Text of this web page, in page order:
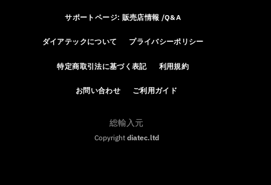
サポートページ: 販売店情報 /Q&A
ダイアテックについて プライバシーポリシー
特定商取引法に基づく表記 利用規約
お問い合わせ ご利用ガイド
総輸入元
Copyright diatec.ltd